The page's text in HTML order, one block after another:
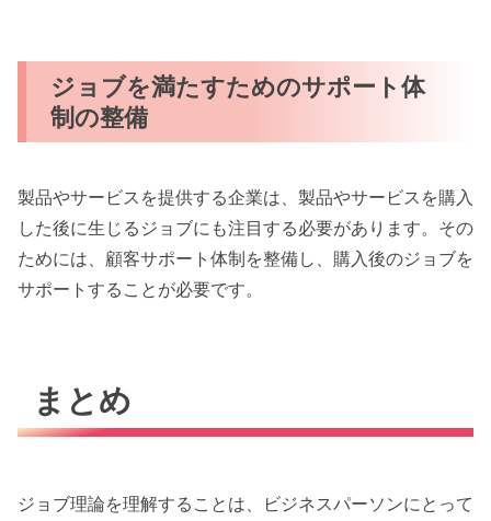
ジョブを満たすためのサポート体
制の整備
製品やサービスを提供する企業は、製品やサービスを購入
した後に生じるジョブにも注目する必要があります。その
ためには、顧客サポート体制を整備し、購入後のジョブを
サポートすることが必要です。
まとめ
ジョブ理論を理解することは、ビジネスパーソンにとって